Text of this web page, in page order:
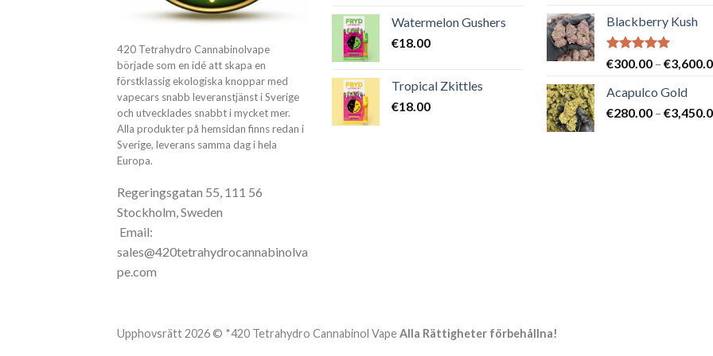
420 Tetrahydro Cannabinolvape
började som en idé att skapa en
förstklassig ekologiska knoppar med
vapecars snabb leveranstjänst i Sverige
och utvecklades snabbt i mycket mer.
Alla produkter på hemsidan finns redan i
Sverige, leverans samma dag i hela
Europa.
Regeringsgatan 55, 111 56
Stockholm, Sweden
Email:
sales@420tetrahydrocannabinolva
pe.com
Watermelon Gushers
€18.00
Tropical Zkittles
€18.00
Blackberry Kush
Betygsatt
€300.00 – €
Acapulco Gold
€280.00 – €
Upphovsrätt 2026 © *420 Tetrahydro Cannabinol VapeAlla Rättigheter förbehållna!